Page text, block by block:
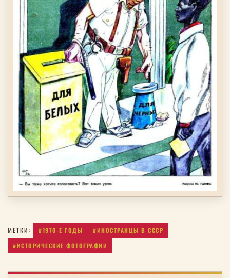
МЕТКИ: #1970-Е ГОДЫ
#ИНОСТРАНЦЫ В СССР
#ИСТОРИЧЕСКИЕ ФОТОГРАФИИ